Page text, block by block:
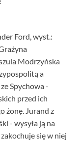
Ford, wyst.:
Modrzyńska
a
Spychowa -
przed ich
żonę. Jurand z
- wysyła ją na
się w niej